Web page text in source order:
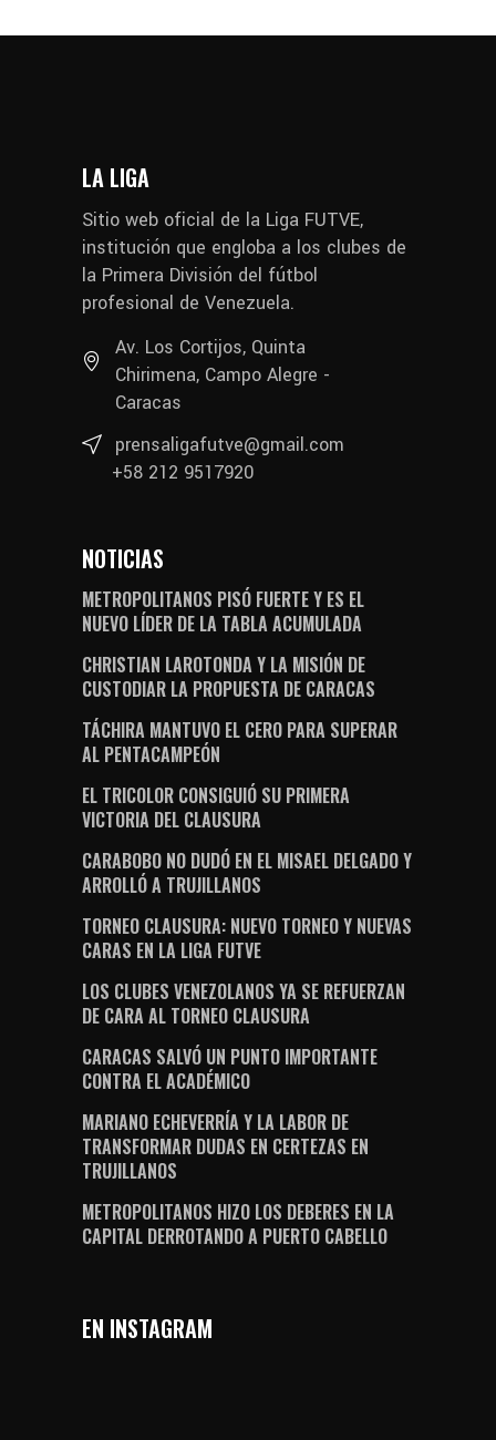
LA LIGA
Sitio web oficial de la Liga FUTVE,
institución que engloba a los clubes de
la Primera División del fútbol
profesional de Venezuela.
Av. Los Cortijos, Quinta
Chirimena, Campo Alegre -
Caracas
prensaligafutve@gmail.com
+58 212 9517920
NOTICIAS
METROPOLITANOS PISÓ FUERTE Y ES EL
NUEVO LÍDER DE LA TABLA ACUMULADA
CHRISTIAN LAROTONDA Y LA MISIÓN DE
CUSTODIAR LA PROPUESTA DE CARACAS
TÁCHIRA MANTUVO EL CERO PARA SUPERAR
AL PENTACAMPEÓN
EL TRICOLOR CONSIGUIÓ SU PRIMERA
VICTORIA DEL CLAUSURA
CARABOBO NO DUDÓ EN EL MISAEL DELGADO Y
ARROLLÓ A TRUJILLANOS
TORNEO CLAUSURA: NUEVO TORNEO Y NUEVAS
CARAS EN LA LIGA FUTVE
LOS CLUBES VENEZOLANOS YA SE REFUERZAN
DE CARA AL TORNEO CLAUSURA
CARACAS SALVÓ UN PUNTO IMPORTANTE
CONTRA EL ACADÉMICO
MARIANO ECHEVERRÍA Y LA LABOR DE
TRANSFORMAR DUDAS EN CERTEZAS EN
TRUJILLANOS
METROPOLITANOS HIZO LOS DEBERES EN LA
CAPITAL DERROTANDO A PUERTO CABELLO
EN INSTAGRAM